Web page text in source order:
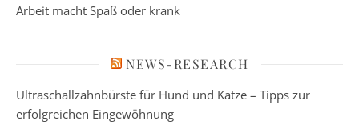
Arbeit macht Spaß oder krank
NEWS-RESEARCH
Ultraschallzahnbürste für Hund und Katze – Tipps zur
erfolgreichen Eingewöhnung